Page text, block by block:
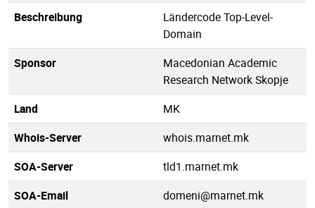
Beschreibung
Ländercode Top-Level-
Domain
Sponsor
Macedonian Academic
Research Network Skopje
Land
MK
Whois-Server
whois.marnet.mk
SOA-Server
tld1.marnet.mk
SOA-Email
domeni@marnet.mk